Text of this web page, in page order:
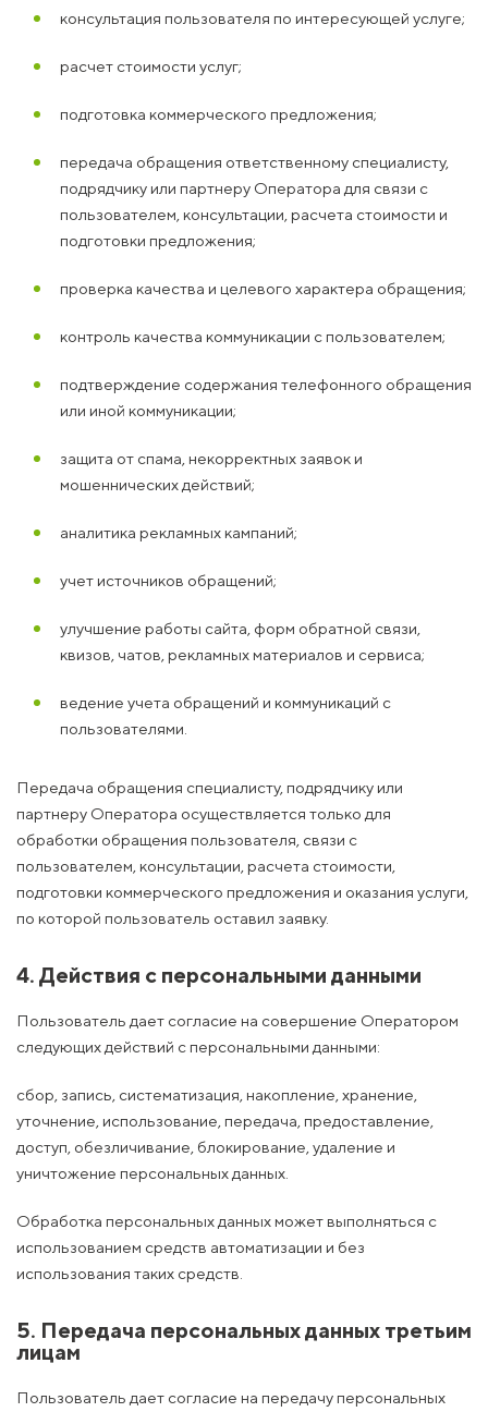
консультация пользователя по интересующей услуге;
расчет стоимости услуг;
подготовка коммерческого предложения;
передача обращения ответственному специалисту,
подрядчику или партнеру Оператора для связи с
пользователем, консультации, расчета стоимости и
подготовки предложения;
проверка качества и целевого характера обращения;
контроль качества коммуникации с пользователем;
подтверждение содержания телефонного обращения
или иной коммуникации;
защита от спама, некорректных заявок и
мошеннических действий;
аналитика рекламных кампаний;
учет источников обращений;
улучшение работы сайта, форм обратной связи,
квизов, чатов, рекламных материалов и сервиса;
ведение учета обращений и коммуникаций с
пользователями.
Передача обращения специалисту, подрядчику или
партнеру Оператора осуществляется только для
обработки обращения пользователя, связи с
пользователем, консультации, расчета стоимости,
подготовки коммерческого предложения и оказания услуги,
по которой пользователь оставил заявку.
4. Действия с персональными данными
Пользователь дает согласие на совершение Оператором
следующих действий с персональными данными:
сбор, запись, систематизация, накопление, хранение,
уточнение, использование, передача, предоставление,
доступ, обезличивание, блокирование, удаление и
уничтожение персональных данных.
Обработка персональных данных может выполняться с
использованием средств автоматизации и без
использования таких средств.
5. Передача персональных данных третьим
лицам
Пользователь дает согласие на передачу персональных